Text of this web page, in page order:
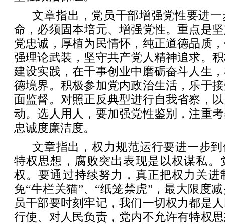
文章指出，党员干部增强党性要进
命，必须固本培元、增强党性。重点是
党忠诚，厚植为民情怀，纯正道德品质
强理论武装，坚守共产党人精神追求。
建设实践，在干事创业中磨砺奋斗人生
德境界。积极参加党内政治生活，乐于
面监督。对照正反典型进行自我省察，
动。选人用人，要加强党性鉴别，注重
忠诚度廉洁度。
文章指出，权力规范运行要进一步
特权思想，腐败突出表现是以权谋私。
权。要通过持续努力，真正把权力关进
免“牛栏关猫”、“纸笼禁虎”，最大限度
员干部要时刻牢记，我们一切权力都是
行使、对人民负责，党内不允许有特权